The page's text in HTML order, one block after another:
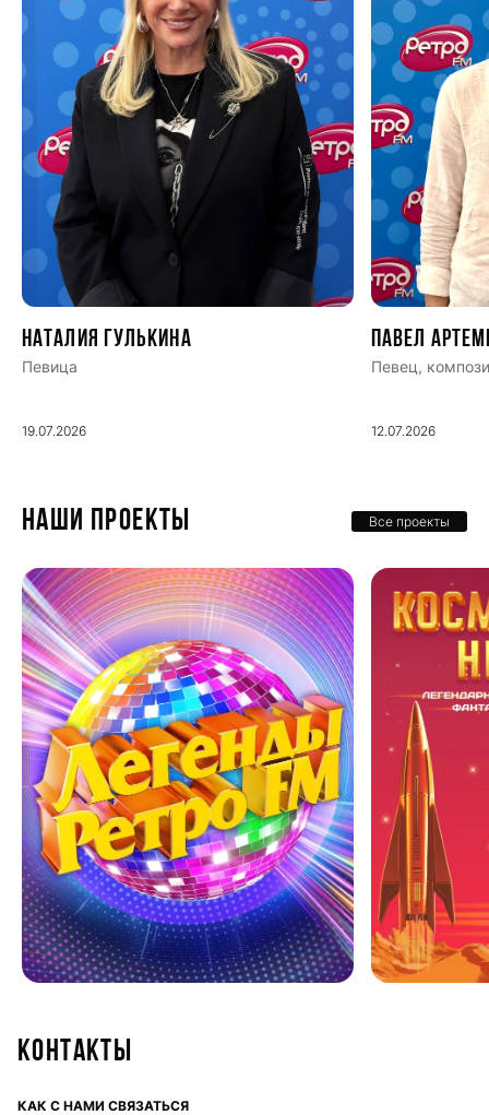
Наталия Гулькина
Певица
19.07.2026
Павел
Певец,
12.07.2026
НАШИ ПРОЕКТЫ Все проекты
Контакты
КАК С НАМИ СВЯЗАТЬСЯ